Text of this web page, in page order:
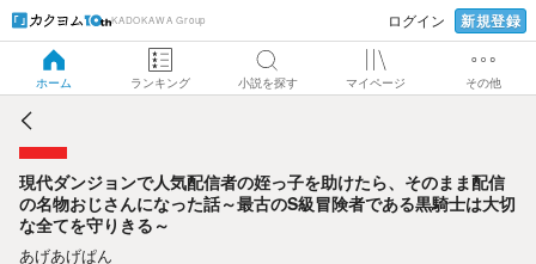
KADOKAWA Group ログイン 新規登録
ホーム ランキング 小説を探す マイページ その他
現代ダンジョンで人気配信者の姪っ子を助けたら、そのまま
配信の名物おじさんになった話～最古のS級冒険者である黒騎
士は大切な全てを守りきる～
現代ダンジョンで人気配信者の姪っ子を助けたら、そのまま配信
の名物おじさんになった話～最古のS級冒険者である黒騎士は大切
な全てを守りきる～
あげあげぱん